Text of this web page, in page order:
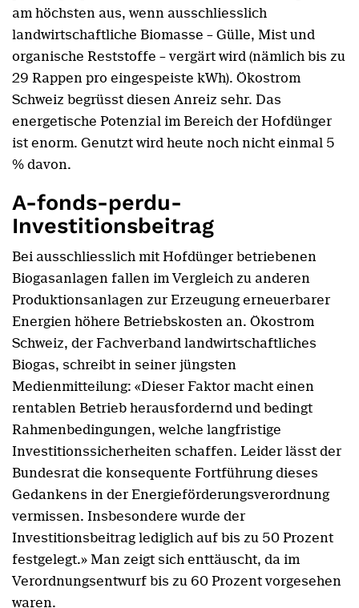
am höchsten aus, wenn ausschliesslich
landwirtschaftliche Biomasse – Gülle, Mist und
organische Reststoffe – vergärt wird (nämlich bis zu
29 Rappen pro eingespeiste kWh). Ökostrom
Schweiz begrüsst diesen Anreiz sehr. Das
energetische Potenzial im Bereich der Hofdünger
ist enorm. Genutzt wird heute noch nicht einmal 5
% davon.
A-fonds-perdu-
Investitionsbeitrag
Bei ausschliesslich mit Hofdünger betriebenen
Biogasanlagen fallen im Vergleich zu anderen
Produktionsanlagen zur Erzeugung erneuerbarer
Energien höhere Betriebskosten an. Ökostrom
Schweiz, der Fachverband landwirtschaftliches
Biogas, schreibt in seiner jüngsten
Medienmitteilung: «Dieser Faktor macht einen
rentablen Betrieb herausfordernd und bedingt
Rahmenbedingungen, welche langfristige
Investitionssicherheiten schaffen. Leider lässt der
Bundesrat die konsequente Fortführung dieses
Gedankens in der Energieförderungsverordnung
vermissen. Insbesondere wurde der
Investitionsbeitrag lediglich auf bis zu 50 Prozent
festgelegt.» Man zeigt sich enttäuscht, da im
Verordnungsentwurf bis zu 60 Prozent vorgesehen
waren.